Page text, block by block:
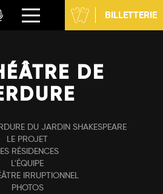
BILLETTERIE
DE
DU JARDIN SHAKESPEARE
LE PROJET
RÉSIDENCES
L'ÉQUIPE
IRRUPTIONNEL
PHOTOS